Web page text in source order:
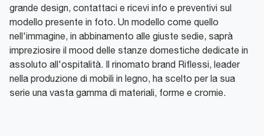
grande design, contattaci e ricevi info e preventivi sul
modello presente in foto. Un modello come quello
nell'immagine, in abbinamento alle giuste sedie, saprà
impreziosire il mood delle stanze domestiche dedicate in
assoluto all'ospitalità. Il rinomato brand Riflessi, leader
nella produzione di mobili in legno, ha scelto per la sua
serie una vasta gamma di materiali, forme e cromie.